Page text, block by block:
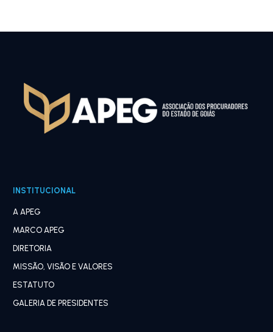
INSTITUCIONAL
A APEG
MARCO APEG
DIRETORIA
MISSÃO, VISÃO E VALORES
ESTATUTO
GALERIA DE PRESIDENTES